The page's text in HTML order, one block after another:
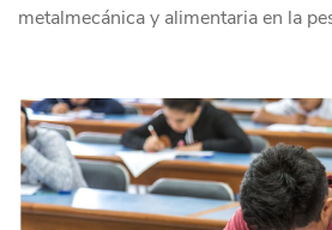
metalmecánica y alimentaria en la